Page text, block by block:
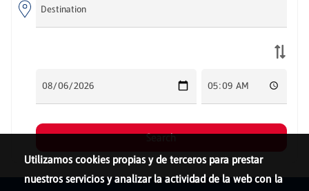
Utilizamos cookies propias y de terceros para prestar
nuestros servicios y analizar la actividad de la web con la